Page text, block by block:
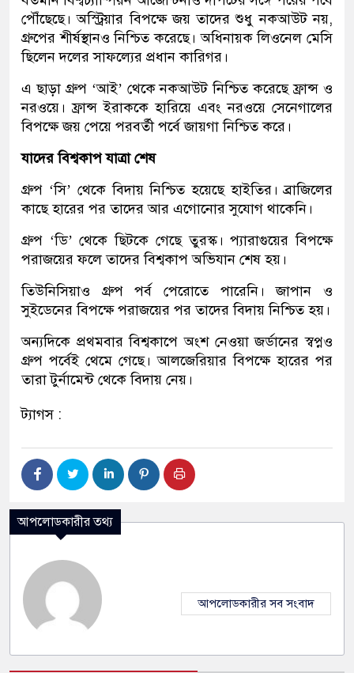
পৌঁছেছে। অস্ট্রিয়ার বিপক্ষে জয় তাদের শুধু নকআউট নয়,
গ্রুপের শীর্ষস্থানও নিশ্চিত করেছে। অধিনায়ক লিওনেল মেসি
ছিলেন দলের সাফল্যের প্রধান কারিগর।
এ ছাড়া গ্রুপ ‘আই’ থেকে নকআউট নিশ্চিত করেছে ফ্রান্স ও
নরওয়ে। ফ্রান্স ইরাককে হারিয়ে এবং নরওয়ে সেনেগালের
বিপক্ষে জয় পেয়ে পরবর্তী পর্বে জায়গা নিশ্চিত করে।
যাদের বিশ্বকাপ যাত্রা শেষ
গ্রুপ ‘সি’ থেকে বিদায় নিশ্চিত হয়েছে হাইতির। ব্রাজিলের
কাছে হারের পর তাদের আর এগোনোর সুযোগ থাকেনি।
গ্রুপ ‘ডি’ থেকে ছিটকে গেছে তুরস্ক। প্যারাগুয়ের বিপক্ষে
পরাজয়ের ফলে তাদের বিশ্বকাপ অভিযান শেষ হয়।
তিউনিসিয়াও গ্রুপ পর্ব পেরোতে পারেনি। জাপান ও
সুইডেনের বিপক্ষে পরাজয়ের পর তাদের বিদায় নিশ্চিত হয়।
অন্যদিকে প্রথমবার বিশ্বকাপে অংশ নেওয়া জর্ডানের স্বপ্নও
গ্রুপ পর্বেই থেমে গেছে। আলজেরিয়ার বিপক্ষে হারের পর
তারা টুর্নামেন্ট থেকে বিদায় নেয়।
ট্যাগস :
আপলোডকারীর তথ্য
আপলোডকারীর সব সংবাদ